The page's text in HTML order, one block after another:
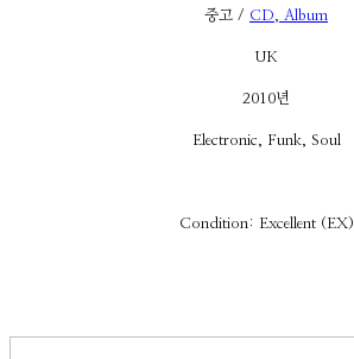
중고 / CD, Album
UK
2010년
Electronic, Funk, Soul
Condition: Excellent (EX)